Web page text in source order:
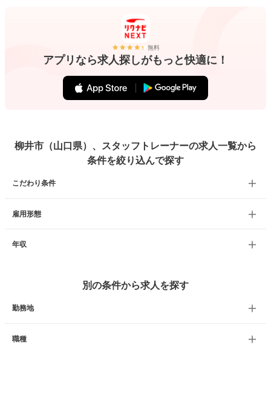
無料
アプリなら求人探しがもっと快適に！
柳井市（山口県）、スタッフトレーナーの求人一覧から
条件を絞り込んで探す
こだわり条件
雇用形態
年収
別の条件から求人を探す
勤務地
職種